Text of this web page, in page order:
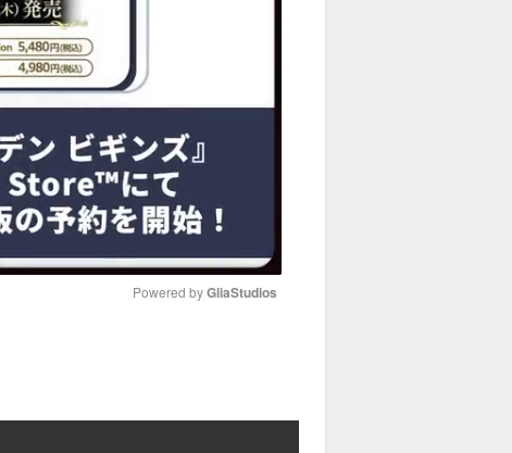
Powered by GliaStudios